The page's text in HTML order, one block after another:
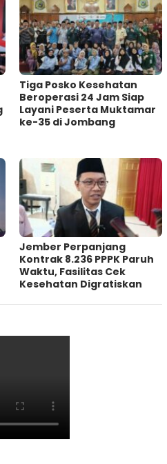
Tiga Posko Kesehatan
Beroperasi 24 Jam Siap
Layani Peserta Muktamar
ke-35 di Jombang
Jember Perpanjang
Kontrak 8.236 PPPK Paruh
Waktu, Fasilitas Cek
Kesehatan Digratiskan